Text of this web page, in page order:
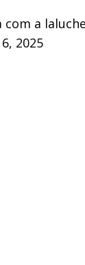
com a laluche
2025